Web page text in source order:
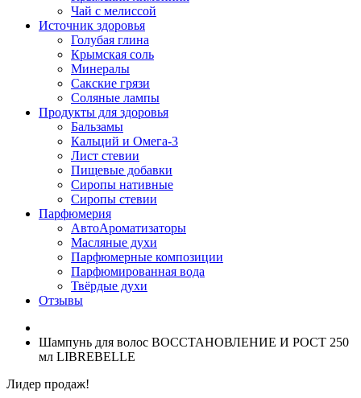
Чай с мелиссой
Источник здоровья
Голубая глина
Крымская соль
Минералы
Сакские грязи
Соляные лампы
Продукты для здоровья
Бальзамы
Кальций и Омега-3
Лист стевии
Пищевые добавки
Сиропы нативные
Сиропы стевии
Парфюмерия
АвтоАроматизаторы
Масляные духи
Парфюмерные композиции
Парфюмированная вода
Твёрдые духи
Отзывы
Шампунь для волос ВОССТАНОВЛЕНИЕ И РОСТ 250
мл LIBREBELLE
Лидер продаж!